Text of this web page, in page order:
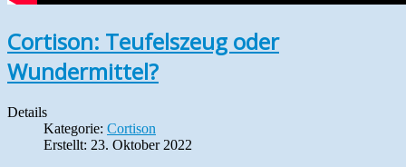
Cortison: Teufelszeug oder
Wundermittel?
Details
Kategorie: Cortison
Erstellt: 23. Oktober 2022